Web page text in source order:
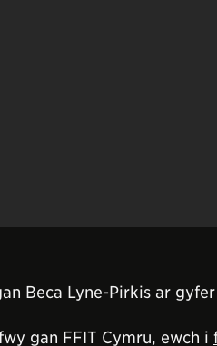
Beca Lyne-Pirkis ar
gan FFIT Cymru, ewch i